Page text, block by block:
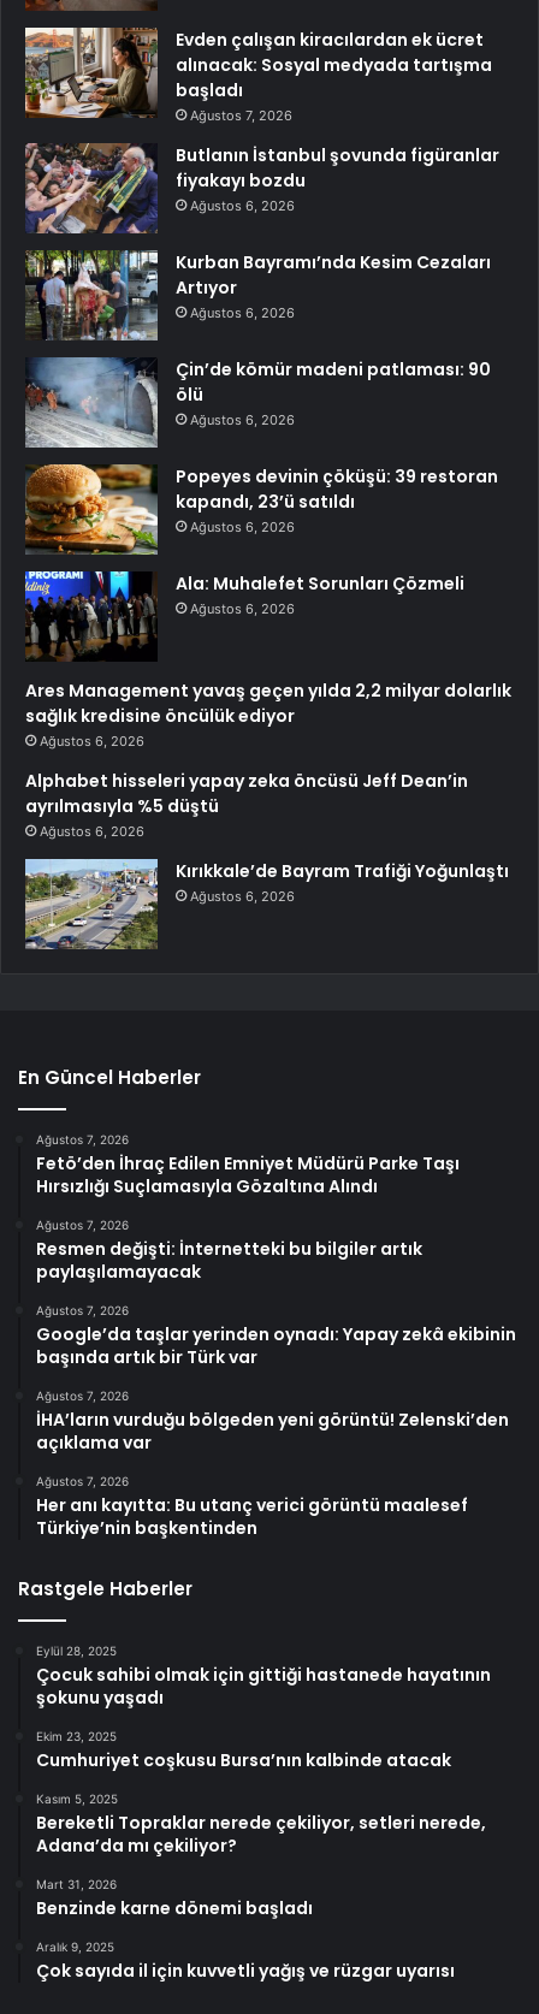
Evden çalışan kiracılardan ek ücret
alınacak: Sosyal medyada tartışma
başladı
Ağustos 7, 2026
Butlanın İstanbul şovunda figüranlar
fiyakayı bozdu
Ağustos 6, 2026
Kurban Bayramı’nda Kesim Cezaları
Artıyor
Ağustos 6, 2026
Çin’de kömür madeni patlaması: 90
ölü
Ağustos 6, 2026
Popeyes devinin çöküşü: 39 restoran
kapandı, 23’ü satıldı
Ağustos 6, 2026
Ala: Muhalefet Sorunları Çözmeli
Ağustos 6, 2026
Ares Management yavaş geçen yılda 2,2 milyar dolarlık
sağlık kredisine öncülük ediyor
Ağustos 6, 2026
Alphabet hisseleri yapay zeka öncüsü Jeff Dean’in
ayrılmasıyla %5 düştü
Ağustos 6, 2026
Kırıkkale’de Bayram Trafiği Yoğunlaştı
Ağustos 6, 2026
En Güncel Haberler
Ağustos 7, 2026
Fetö’den İhraç Edilen Emniyet Müdürü Parke Taşı
Hırsızlığı Suçlamasıyla Gözaltına Alındı
Ağustos 7, 2026
Resmen değişti: İnternetteki bu bilgiler artık
paylaşılamayacak
Ağustos 7, 2026
Google’da taşlar yerinden oynadı: Yapay zekâ ekibinin
başında artık bir Türk var
Ağustos 7, 2026
İHA’ların vurduğu bölgeden yeni görüntü! Zelenski’den
açıklama var
Ağustos 7, 2026
Her anı kayıtta: Bu utanç verici görüntü maalesef
Türkiye’nin başkentinden
Rastgele Haberler
Eylül 28, 2025
Çocuk sahibi olmak için gittiği hastanede hayatının
şokunu yaşadı
Ekim 23, 2025
Cumhuriyet coşkusu Bursa’nın kalbinde atacak
Kasım 5, 2025
Bereketli Topraklar nerede çekiliyor, setleri nerede,
Adana’da mı çekiliyor?
Mart 31, 2026
Benzinde karne dönemi başladı
Aralık 9, 2025
Çok sayıda il için kuvvetli yağış ve rüzgar uyarısı